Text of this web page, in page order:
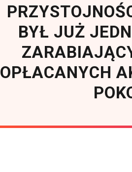
BYŁ JUŻ
OPŁACANYCH